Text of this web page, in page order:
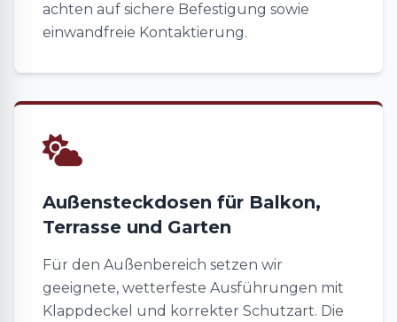
achten auf sichere Befestigung sowie
einwandfreie Kontaktierung.
Außensteckdosen für Balkon,
Terrasse und Garten
Für den Außenbereich setzen wir
geeignete, wetterfeste Ausführungen mit
Klappdeckel und korrekter Schutzart. Die